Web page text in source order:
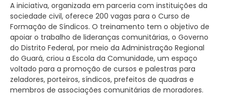
A iniciativa, organizada em parceria com instituições da
sociedade civil, oferece 200 vagas para o Curso de
Formação de Síndicos. O treinamento tem o objetivo de
apoiar o trabalho de lideranças comunitárias, o Governo
do Distrito Federal, por meio da Administração Regional
do Guará, criou a Escola da Comunidade, um espaço
voltado para a promoção de cursos e palestras para
zeladores, porteiros, síndicos, prefeitos de quadras e
membros de associações comunitárias de moradores.